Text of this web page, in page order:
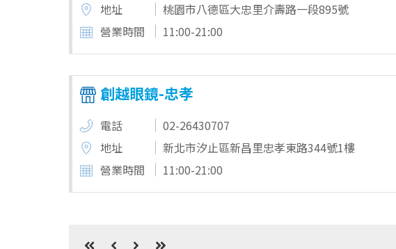
地址
桃園市八德區大忠里介壽路一段895號
營業時間
11:00-21:00
創越眼鏡-忠孝
電話
02-26430707
地址
新北市汐止區新昌里忠孝東路344號1樓
營業時間
11:00-21:00